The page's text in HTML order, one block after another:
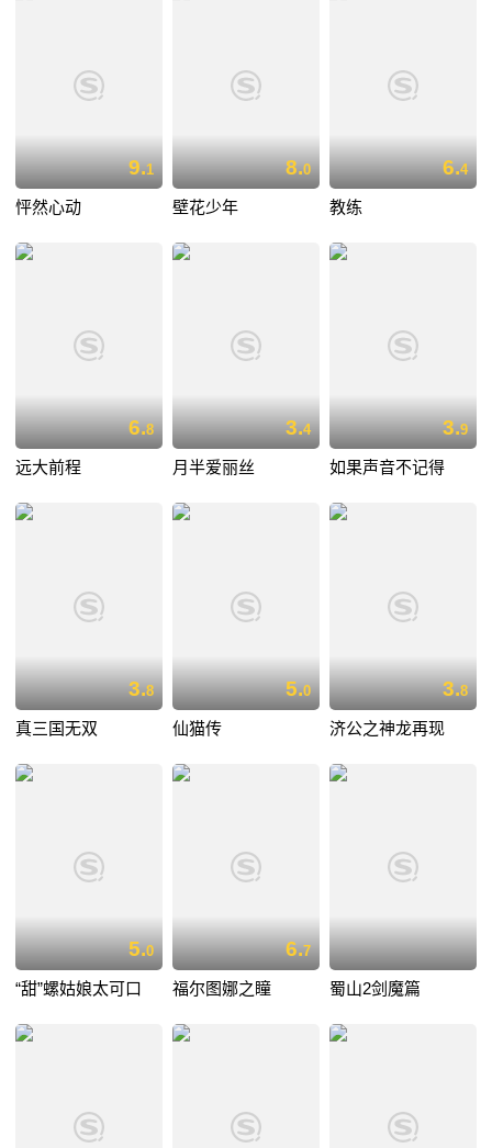
9.1
怦然心动
8.0
壁花少年
6.4
教练
6.8
远大前程
3.4
月半爱丽丝
3.9
如果声音不记得
3.8
真三国无双
5.0
仙猫传
3.8
济公之神龙再现
5.0
“甜”螺姑娘太可口
6.7
福尔图娜之瞳 蜀山2剑魔篇